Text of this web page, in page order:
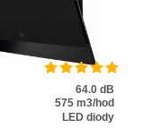
64.0 dB
575 m3/hod
LED diody